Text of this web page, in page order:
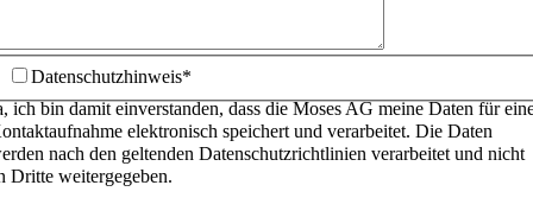
Datenschutzhinweis*
ich bin damit einverstanden, dass die Moses AG meine Daten für
elektronisch speichert und verarbeitet. Die Daten
nach den geltenden Datenschutzrichtlinien verarbeitet und nicht
Dritte weitergegeben.